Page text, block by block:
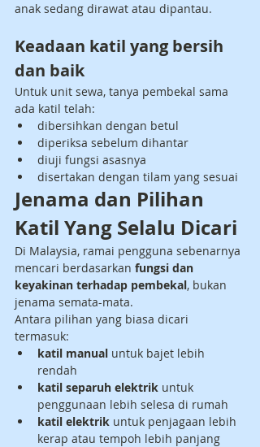
anak sedang dirawat atau dipantau.
Keadaan katil yang bersih
dan baik
Untuk unit sewa, tanya pembekal sama
ada katil telah:
dibersihkan dengan betul
diperiksa sebelum dihantar
diuji fungsi asasnya
disertakan dengan tilam yang sesuai
Jenama dan Pilihan
Katil Yang Selalu Dicari
Di Malaysia, ramai pengguna sebenarnya
mencari berdasarkan fungsi dan
keyakinan terhadap pembekal, bukan
jenama semata-mata.
Antara pilihan yang biasa dicari
termasuk:
katil manual untuk bajet lebih
rendah
katil separuh elektrik untuk
penggunaan lebih selesa di rumah
katil elektrik untuk penjagaan lebih
kerap atau tempoh lebih panjang